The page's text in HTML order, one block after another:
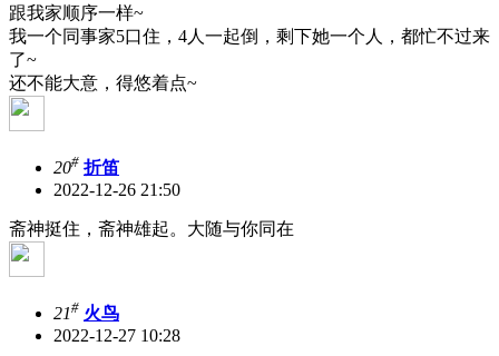
跟我家顺序一样~
我一个同事家5口住，4人一起倒，剩下她一个人，都忙不过来
了~
还不能大意，得悠着点~
20# 折笛
2022-12-26 21:50
斋神挺住，斋神雄起。大随与你同在
21# 火鸟
2022-12-27 10:28